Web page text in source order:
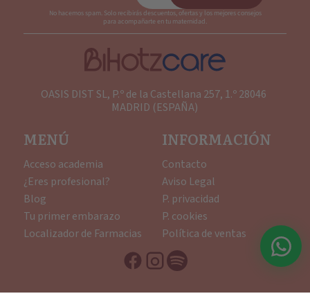
No hacemos spam. Solo recibirás descuentos, ofertas y los mejores consejos
para acompañarte en tu maternidad.
OASIS DIST SL, P.º de la Castellana 257, 1.º 28046
MADRID (ESPAÑA)
MENÚ
Acceso academia
¿Eres profesional?
Blog
Tu primer embarazo
Localizador de Farmacias
INFORMACIÓN
Contacto
Aviso Legal
P. privacidad
P. cookies
Política de ventas